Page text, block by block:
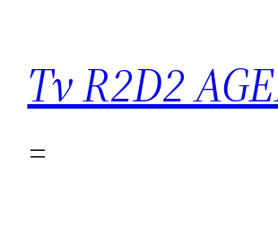
conteúdo
Tv R2D2